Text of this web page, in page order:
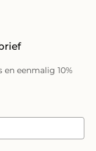
eenmalig 10%